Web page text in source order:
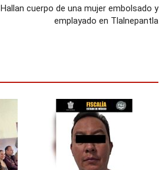
Hallan cuerpo de una mujer embolsado y
emplayado en Tlalnepantla